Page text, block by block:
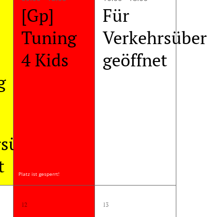
[Gp]
Tuning
4 Kids
Platz ist gesperrt!
Für
Verkehrsüber
geöffnet
1
12
1
13